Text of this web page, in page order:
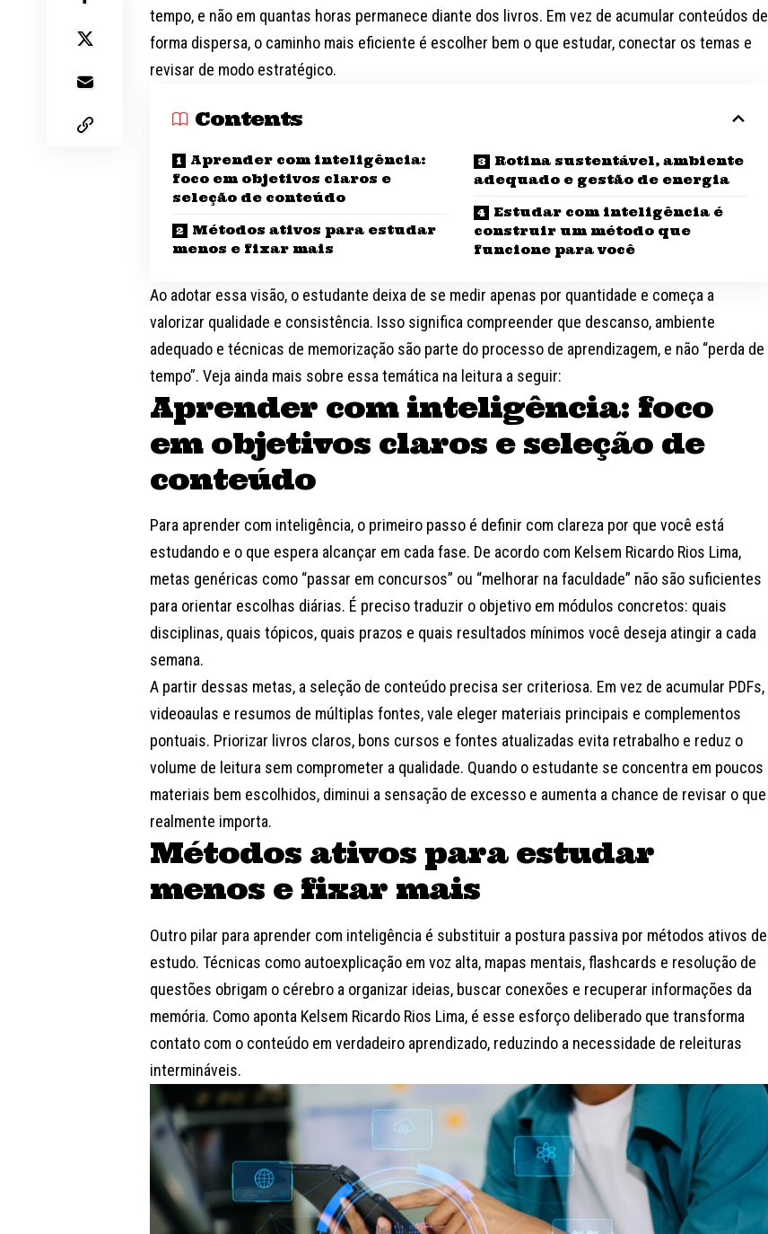
tempo, e não em quantas horas permanece diante dos livros. Em vez de acumular conteúdos de
forma dispersa, o caminho mais eficiente é escolher bem o que estudar, conectar os temas e
revisar de modo estratégico.
Contents
Aprender com inteligência:
foco em objetivos claros e
seleção de conteúdo
Métodos ativos para estudar
menos e fixar mais
Rotina sustentável, ambiente
adequado e gestão de energia
Estudar com inteligência é
construir um método que
funcione para você
Ao adotar essa visão, o estudante deixa de se medir apenas por quantidade e começa a
valorizar qualidade e consistência. Isso significa compreender que descanso, ambiente
adequado e técnicas de memorização são parte do processo de aprendizagem, e não “perda de
tempo”. Veja ainda mais sobre essa temática na leitura a seguir:
Aprender com inteligência: foco
em objetivos claros e seleção de
conteúdo
Para aprender com inteligência, o primeiro passo é definir com clareza por que você está
estudando e o que espera alcançar em cada fase. De acordo com Kelsem Ricardo Rios Lima,
metas genéricas como “passar em concursos” ou “melhorar na faculdade” não são suficientes
para orientar escolhas diárias. É preciso traduzir o objetivo em módulos concretos: quais
disciplinas, quais tópicos, quais prazos e quais resultados mínimos você deseja atingir a cada
semana.
A partir dessas metas, a seleção de conteúdo precisa ser criteriosa. Em vez de acumular PDFs,
videoaulas e resumos de múltiplas fontes, vale eleger materiais principais e complementos
pontuais. Priorizar livros claros, bons cursos e fontes atualizadas evita retrabalho e reduz o
volume de leitura sem comprometer a qualidade. Quando o estudante se concentra em poucos
materiais bem escolhidos, diminui a sensação de excesso e aumenta a chance de revisar o que
realmente importa.
Métodos ativos para estudar
menos e fixar mais
Outro pilar para aprender com inteligência é substituir a postura passiva por métodos ativos de
estudo. Técnicas como autoexplicação em voz alta, mapas mentais, flashcards e resolução de
questões obrigam o cérebro a organizar ideias, buscar conexões e recuperar informações da
memória. Como aponta Kelsem Ricardo Rios Lima, é esse esforço deliberado que transforma
contato com o conteúdo em verdadeiro aprendizado, reduzindo a necessidade de releituras
intermináveis.